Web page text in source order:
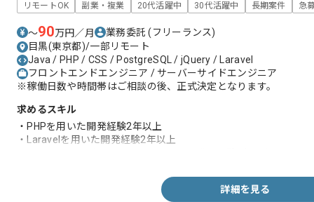
リモートOK 副業・複業 20代活躍中 30代活躍中 長期案件 急
〜90万円／月 業務委託(フリーランス)
目黒(東京都)/一部リモート
Java / PHP / CSS / PostgreSQL / jQuery / Laravel
フロントエンドエンジニア / サーバーサイドエンジニア
※稼働日数や時間帯はご相談の後、正式決定となります。
求めるスキル
・PHPを用いた開発経験2年以上
・Laravelを用いた開発経験2年以上
詳細を見る